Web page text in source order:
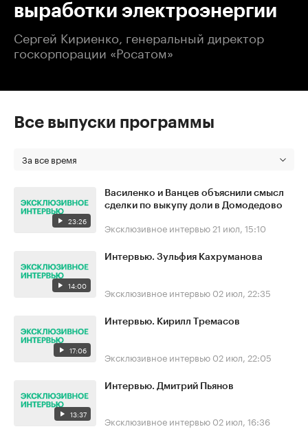
выработки электроэнергии
Сергей Кириенко, генеральный директор
госкорпорации «Росатом»
Все выпуски программы
За все время
23:26
Василенко и Ванцев объяснили смысл
сделки по выкупу доли в Домодедово
Эксклюзивное интервью 21 июл, 15:10
14:00
Интервью. Зульфия Кахруманова
Эксклюзивное интервью 02 июл, 22:35
17:06
Интервью. Кирилл Тремасов
Эксклюзивное интервью 02 июл, 22:05
13:37
Интервью. Дмитрий Пьянов
Эксклюзивное интервью 02 июл, 16:36